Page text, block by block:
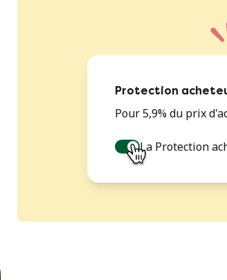
Protection
Pour 5,9% du prix
La Protection